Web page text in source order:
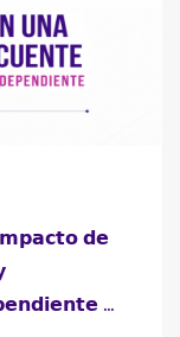
𝗱𝗲
𝘆